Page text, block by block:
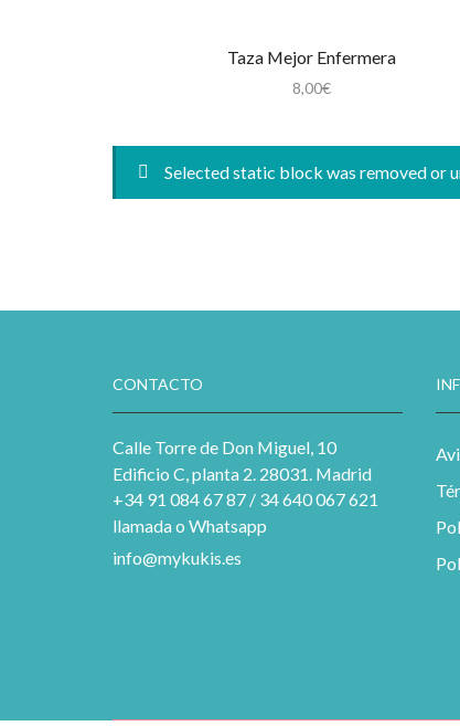
Taza Mejor Enfermera
8,00€
Selected static block was removed or
CONTACTO
Calle Torre de Don Miguel, 10
Edificio C, planta 2. 28031. Madrid
+34 91 084 67 87 / 34 640 067 621
llamada o Whatsapp
info@mykukis.es